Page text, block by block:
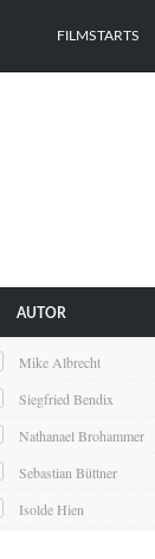
FILMSTARTS
AUTOR
Mike Albrecht
Siegfried Bendix
Nathanael Brohammer
Sebastian Büttner
Isolde Hien